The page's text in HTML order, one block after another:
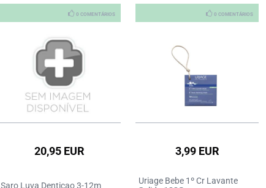
0 COMENTÁRIOS 0 COMENTÁRIOS
20,95 EUR
Saro Luva Denticao 3-12m
3,99 EUR
Uriage Bebe 1º Cr Lavante